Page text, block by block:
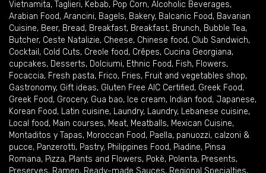
Vietnamita, Taglieri, Kebab, Pop Corn, Alcoholic Beverages,
Arabian Food, Arancini, Bagels, Bakery, Balcanic Food, Bavarian
Cuisine, Beer, Bread, Breakfast, Breakfast, Brunch, Bubble Tea,
Butcher, Ceste Natalizie, Cheese, Chinese food, Club Sandwich,
Cocktail , Cold Cuts, Creole food, Crêpes, Cucina Georgiana,
cupcakes, Desserts, Dolciumi, Ethnic Food, Fish, Flowers,
Focaccia, Fresh pasta, Frico, Fries, Fruit and vegetables shop,
Gastronomy, Gift ideas, Gluten Free AIC Certified, Greek Food,
Greek Food, Grocery, Gua bao, Ice cream, Indian food, Japanese,
Korean Food, Latin cuisine, Laundry, Laundry, Lebanese cuisine,
Local food, Main courses, Meat, Meatballs, Mexican Cuisine,
Montaditos y Tapas, Moroccan Food, Paella, panuozzi, calzoni &
pucce, Panzerotti, Pastry, Philippines Food, Piadine, Pinsa
Romana, Pizza, Plants and Flowers, Pokè, Polenta, Presents,
Preserves, Ramen, Ready-made Sauces, Regional Specialties,